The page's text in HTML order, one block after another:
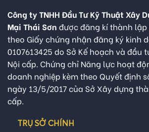
Công ty TNHH Đầu Tư Kỹ Thuật Xây
Mại Thái Sơn được đăng kí thành
theo Giấy chứng nhận đăng ký kinh
0107613425 do Sở Kế hoạch và đầu
Nội cấp. Chứng chỉ Năng lực hoạt
doanh nghiệp kèm theo Quyết định
ngày 13/5/2017 của Sở Xây dựng
cấp.
TRỤ SỞ CHÍNH